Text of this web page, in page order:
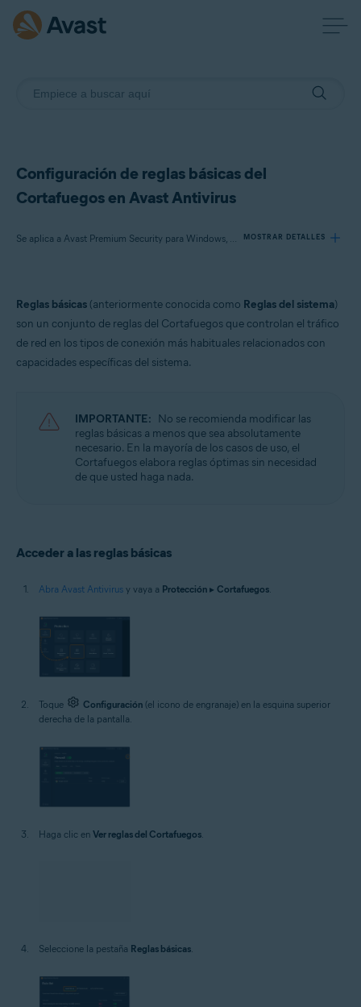
Configuración de reglas básicas del
Cortafuegos en Avast Antivirus
Se aplica a Avast Premium Security para Windows, Avast Free Antivirus para Windows MOSTRAR DETALLES
Productos:
Avast Premium Security 23.x para Windows
Sistemas operativos:
Microsoft Windows 8.1/Pro/Enterprise - 32 o 64 bits
Microsoft Windows 8/Pro/Enterprise - 32 o 64 bits
Microsoft Windows 7 Home Basic/Home
Premium/Professional/Enterprise/Ultimate - Service Pack 1 con
Convenient Rollup Update, 32 o 64 bits
Reglas básicas (anteriormente conocida como Reglas del sistema)
son un conjunto de reglas del Cortafuegos que controlan el tráfico
de red en los tipos de conexión más habituales relacionados con
capacidades específicas del sistema.
IMPORTANTE: No se recomienda modificar las
reglas básicas a menos que sea absolutamente
necesario. En la mayoría de los casos de uso, el
Cortafuegos elabora reglas óptimas sin necesidad
de que usted haga nada.
Acceder a las reglas básicas
Abra Avast Antivirus y vaya a Protección ▸ Cortafuegos.
Toque Configuración (el icono de engranaje) en la esquina superior
derecha de la pantalla.
Haga clic en Ver reglas del Cortafuegos.
Seleccione la pestaña Reglas básicas.